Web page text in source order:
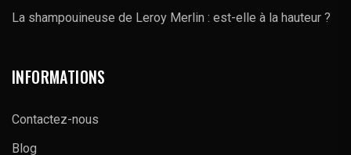
La shampouineuse de Leroy Merlin : est-elle à la hauteur ?
INFORMATIONS
Contactez-nous
Blog